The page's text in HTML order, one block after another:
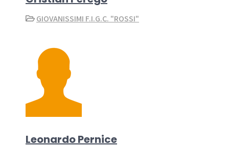
GIOVANISSIMI F.I.G.C. "ROSSI"
Leonardo Pernice